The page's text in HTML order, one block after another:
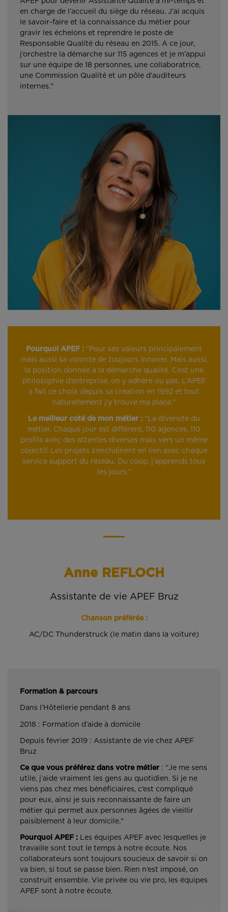
en charge de l’accueil du siège du réseau. J’ai acquis
le savoir-faire et la connaissance du métier pour
gravir les échelons et reprendre le poste de
Responsable Qualité du réseau en 2015. A ce jour,
j’orchestre la démarche sur 115 agences et je m’appui
sur une équipe de 18 personnes, une collaboratrice,
une Commission Qualité et un pôle d’auditeurs
internes."
Pourquoi APEF : "Pour ses valeurs principalement
mais aussi sa volonté de toujours innover. Mais aussi,
la position donnée à la démarche qualité. C’est une
philosophie d’entreprise, on y adhère ou pas. L’APEF
a fait ce choix depuis sa création en 1992 et tout
naturellement j’y trouve ma place."
Le meilleur coté de mon métier : "La diversité du
métier. Chaque jour est différent, 110 agences, 110
profils avec des attentes diverses mais vers un même
objectif. Les projets s’enchaînent en lien avec chaque
service support du réseau. Du coup, j’apprends tous
les jours."
Anne REFLOCH
Assistante de vie APEF Bruz
Chanson préférée :
AC/DC Thunderstruck (le matin dans la voiture)
Formation & parcours
Dans l’Hôtellerie pendant 8 ans
2018 : Formation d’aide à domicile
Depuis février 2019 : Assistante de vie chez APEF
Bruz
Ce que vous préférez dans votre métier : "Je me sens
utile, j’aide vraiment les gens au quotidien. Si je ne
viens pas chez mes bénéficiaires, c’est compliqué
pour eux, ainsi je suis reconnaissante de faire un
métier qui permet aux personnes âgées de vieillir
paisiblement à leur domicile."
Pourquoi APEF : Les équipes APEF avec lesquelles je
travaille sont tout le temps à notre écoute. Nos
collaborateurs sont toujours soucieux de savoir si on
va bien, si tout se passe bien. Rien n’est imposé, on
construit ensemble. Vie privée ou vie pro, les équipes
APEF sont à notre écoute.